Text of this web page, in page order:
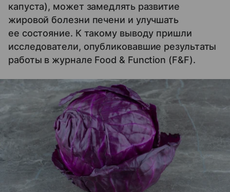
капуста), может замедлять развитие
жировой болезни печени и улучшать
ее состояние. К такому выводу пришли
исследователи, опубликовавшие результаты
работы в журнале Food & Function (F&F).